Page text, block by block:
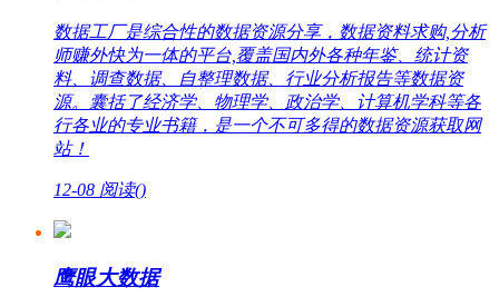
数据工厂是综合性的数据资源分享，数据资料求购,分析
师赚外快为一体的平台,覆盖国内外各种年鉴、统计资
料、调查数据、自整理数据、行业分析报告等数据资
源。囊括了经济学、物理学、政治学、计算机学科等各
行各业的专业书籍，是一个不可多得的数据资源获取网
站！
12-08 阅读()
鹰眼大数据